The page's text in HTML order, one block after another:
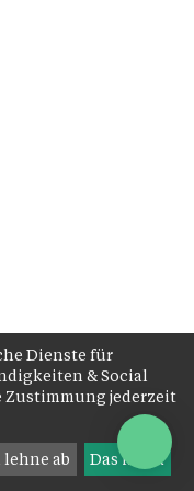
Dienste für
& Social
Zustimmung jederzeit
ab Das ist ok